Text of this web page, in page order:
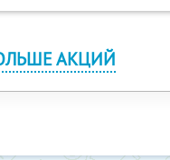
АКЦИЙ